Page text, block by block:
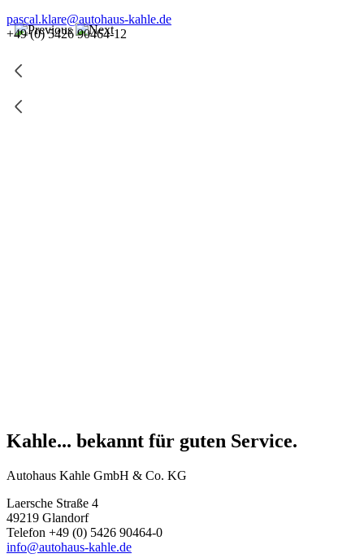
pascal.klare@autohaus-kahle.de
+49 (0) 5426 90464-12
Kahle... bekannt für guten Service.
Autohaus Kahle GmbH & Co. KG
Laersche Straße 4
49219 Glandorf
Telefon +49 (0) 5426 90464-0
info@autohaus-kahle.de